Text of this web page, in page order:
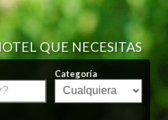
QUE NECESITAS
Categoría